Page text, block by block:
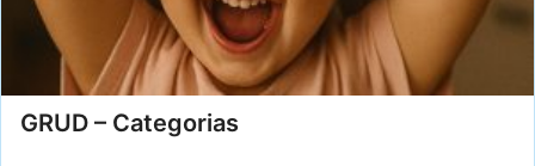
GRUD – Categorias